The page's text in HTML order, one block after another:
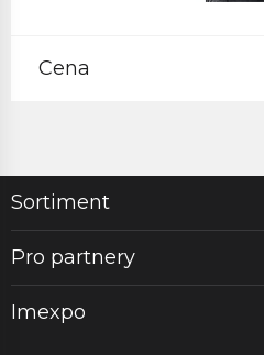
Cena
Sortiment
Pro partnery
Imexpo